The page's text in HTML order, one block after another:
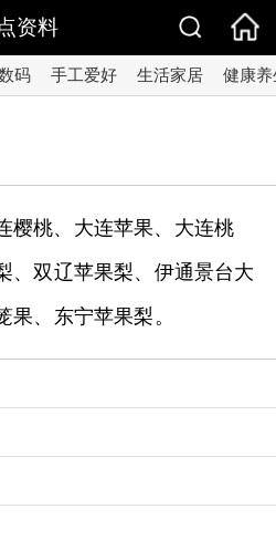
资料
码 手工爱好 生活家居 健康养
樱桃、大连苹果、大连桃
、双辽苹果梨、伊通景台大
、东宁苹果梨。